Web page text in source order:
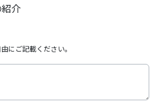
介
にご記載ください。